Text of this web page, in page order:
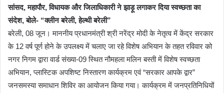
सांसद, महापौर, विधायक और जिलाधिकारी ने झाड़ू लगाकर दिया स्वच्छता का
संदेश, बोले- “क्लीन बरेली, हेल्थी बरेली”
बरेली, 08 जून। माननीय प्रधानमंत्री श्री नरेंद्र मोदी के नेतृत्व में केंद्र सरकार
के 12 वर्ष पूर्ण होने के उपलक्ष्य में चलाए जा रहे विशेष अभियान के तहत रविवार को
नगर निगम द्वारा वार्ड संख्या-09 स्थित नौमहला मलिन बस्ती में विशेष स्वच्छता
अभियान, प्लास्टिक अपशिष्ट निस्तारण कार्यक्रम एवं “सरकार आपके द्वार”
जनसमस्या समाधान शिविर का आयोजन किया गया। कार्यक्रम में जनप्रतिनिधियों